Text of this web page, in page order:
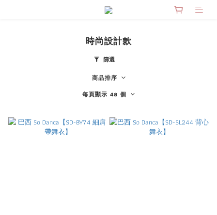
時尚設計款
篩選
商品排序
每頁顯示 48 個